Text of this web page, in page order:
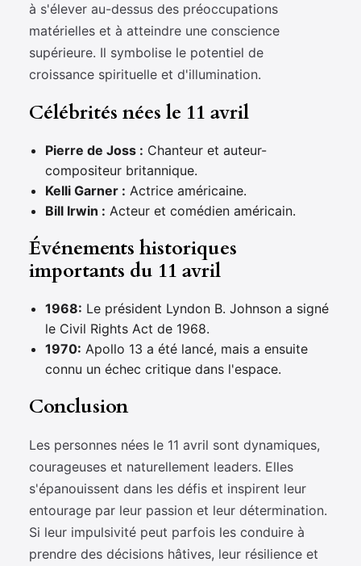
à s'élever au-dessus des préoccupations
matérielles et à atteindre une conscience
supérieure. Il symbolise le potentiel de
croissance spirituelle et d'illumination.
Célébrités nées le 11 avril
Pierre de Joss : Chanteur et auteur-
compositeur britannique.
Kelli Garner : Actrice américaine.
Bill Irwin : Acteur et comédien américain.
Événements historiques
importants du 11 avril
1968: Le président Lyndon B. Johnson a signé
le Civil Rights Act de 1968.
1970: Apollo 13 a été lancé, mais a ensuite
connu un échec critique dans l'espace.
Conclusion
Les personnes nées le 11 avril sont dynamiques,
courageuses et naturellement leaders. Elles
s'épanouissent dans les défis et inspirent leur
entourage par leur passion et leur détermination.
Si leur impulsivité peut parfois les conduire à
prendre des décisions hâtives, leur résilience et